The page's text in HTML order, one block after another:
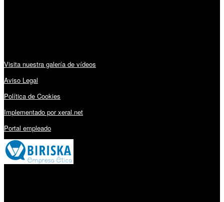
Visita nuestra galería de vídeos
Aviso Legal
Política de Cookies
Implementado por xeral.net
Portal empleado